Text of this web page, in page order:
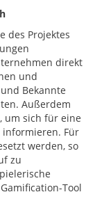
des Projektes
direkt
und
Bekannte
Außerdem
um sich für eine
informieren. Für
werden, so
zu
Tool